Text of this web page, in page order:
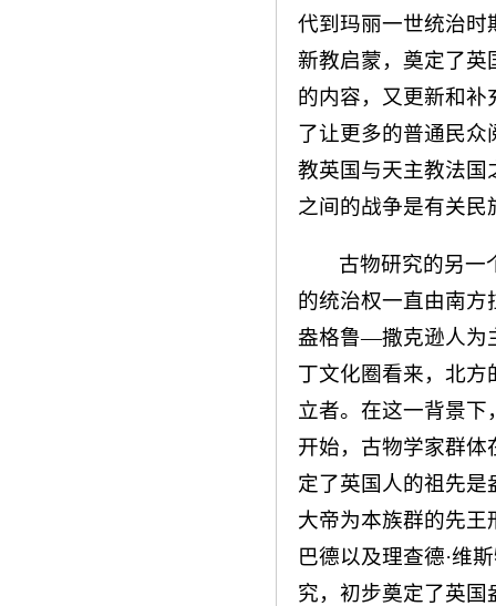
代到玛丽一世统治时
新教启蒙，奠定了英
的内容，又更新和补
了让更多的普通民
教英国与天主教法国
之间的战争是有关民
古物研究的另一
的统治权一直由南
盎格鲁—撒克逊人为
丁文化圈看来，北
立者。在这一背景下
开始，古物学家群体
定了英国人的祖先
大帝为本族群的先王
巴德以及理查德·维
究，初步奠定了英